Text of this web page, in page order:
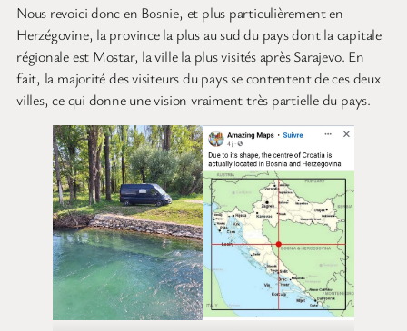
Nous revoici donc en Bosnie, et plus particulièrement en
Herzégovine, la province la plus au sud du pays dont la capitale
régionale est Mostar, la ville la plus visités après Sarajevo. En
fait, la majorité des visiteurs du pays se contentent de ces deux
villes, ce qui donne une vision vraiment très partielle du pays.